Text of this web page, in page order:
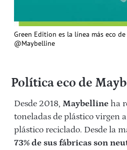
Green Edition es la línea más eco
@Maybelline
Política eco de
Desde 2018, Maybelline ha
toneladas de plástico virgen
plástico reciclado. Desde la
73% de sus fábricas son